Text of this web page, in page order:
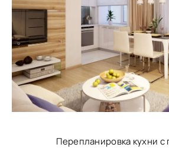
Перепланировка кухни с